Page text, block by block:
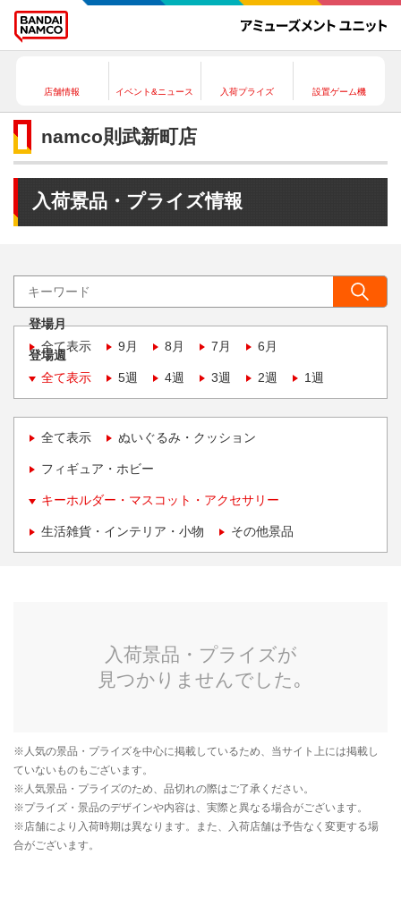
店舗情報 イベント&ニュース 入荷プライズ 設置ゲーム機
namco則武新町店
入荷景品・プライズ情報
登場月
全て表示
9月 8月 7月 6月
登場週
全て表示
5週 4週 3週 2週 1週
全て表示 ぬいぐるみ・クッション
フィギュア・ホビー
キーホルダー・マスコット・アクセサリー
生活雑貨・インテリア・小物 その他景品